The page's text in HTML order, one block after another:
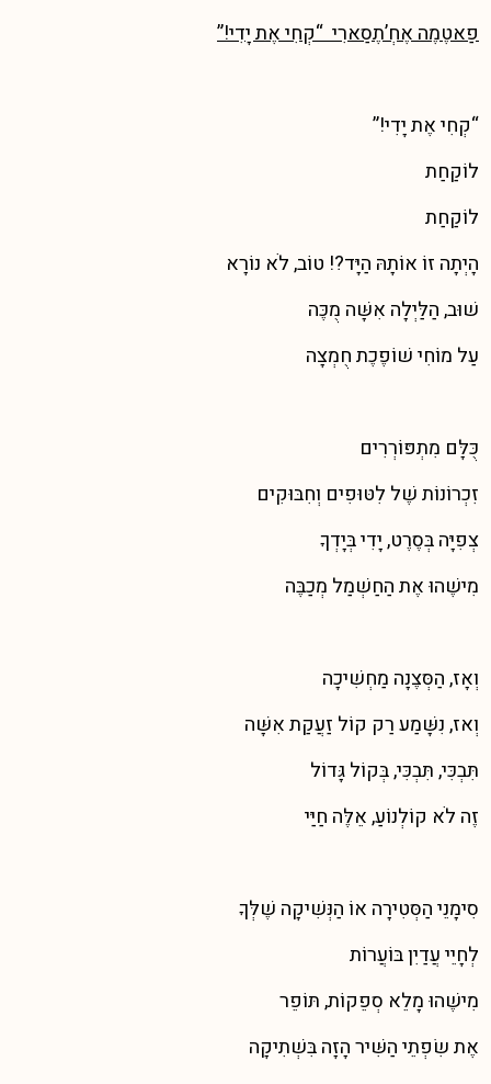
פַאטֶמֶה אֶחְ’תֶסַארִי“קְחִי אֶת יָדִי!”
“קְחִי אֶת יָדִי!”
לוֹקַחַת
לוֹקַחַת
הָיְתָה זוֹ אוֹתָהּ הַיָּד?! טוֹב, לֹא נוֹרָא
שׁוּב, הַלַּיְלָה אִשָּׁה מֻכֶּה
עַל מוֹחִי שׁוֹפֶכֶת חֻמְצָה
כֻּלָּם מִתְפּוֹרְרִים
זִכְרוֹנוֹת שֶׁל לִטּוּפִים וְחִבּוּקִים
צְפִיָּה בְּסֶרֶט, יָדִי בְּיָדְךָ
מִישֶׁהוּ אֶת הַחַשְׁמַל מְכַבֶּה
וְאָז, הַסְּצֶנָה מַחְשִׁיכָה
וְאז, נִשָּׁמַע רַק קוֹל זַעֲקַת אִשָּׁה
תִּבְכִּי, תִּבְכִּי, בְּקוֹל גָּדוֹל
זֶה לֹא קוֹלְנוֹעַ, אֵלֶּה חַיַּי
סִימָנֵי הַסְּטִירָה אוֹ הַנְּשִׁיקָה שֶׁלְּךָ
לְחָיֵי עֲדַיִן בּוֹעֲרוֹת
מִישֶׁהוּ מָלֵא סְפֵקוֹת, תּוֹפֵר
אֶת שִׂפְתֵי הַשִּׁיר הָזָה בִּשְׁתִיקָה